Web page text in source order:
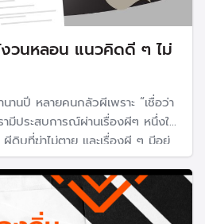
งวนหลอน แนวคิดดี ๆ ไม่
นานปี หลายคนกลัวผีเพราะ “เชื่อว่า
ามีประสบการณ์ผ่านเรื่องผีๆ หนึ่งใน
ดิบที่ฆ่าไม่ตาย และเรื่องผี ๆ มีอยู่
ใน “นโยบายสาธารณะ”